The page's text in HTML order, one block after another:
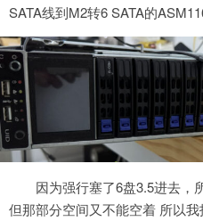
SATA线到M2转6 SATA的
因为强行塞了6盘3.5进去，
但那部分空间又不能空着 所以